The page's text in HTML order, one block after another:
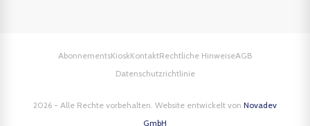
2026 - Alle Rechte vorbehalten. Website entwickelt von Novadev
GmbH
AbonnementsKioskKontaktRechtliche HinweiseAGB
Datenschutzrichtlinie